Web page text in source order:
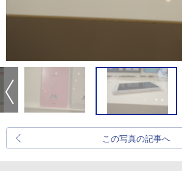
この写真の記事へ